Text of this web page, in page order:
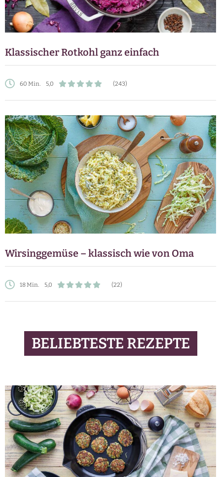
Klassischer Rotkohl ganz einfach
60 Min. 5,0 (243)
Wirsinggemüse – klassisch wie von Oma
18 Min. 5,0 (22)
BELIEBTESTE REZEPTE